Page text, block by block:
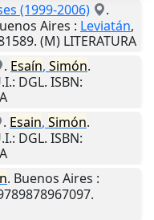
(1999-2006)
.
Aires : Leviatán,
(M) LITERATURA
. Esaín, Simón.
: DGL. ISBN:
. Esain, Simón.
: DGL. ISBN:
. Buenos Aires :